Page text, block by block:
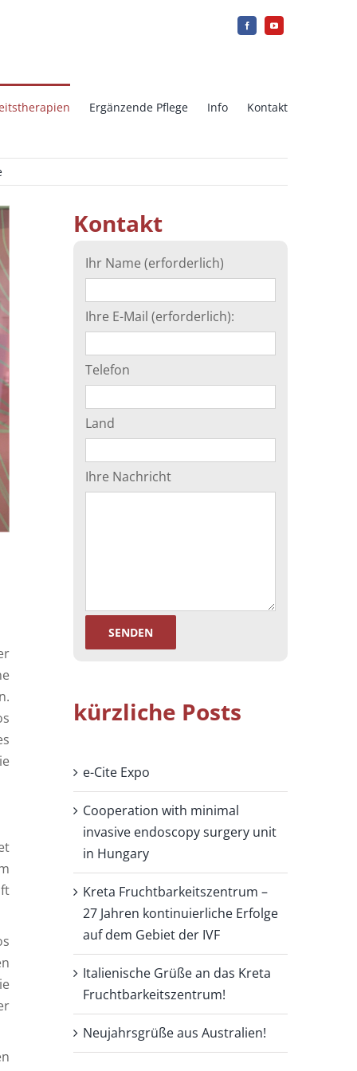
der
Array CGH
Ersatz mutter in Griechenland
(Surrogat-Mutter)
Ergänzende Pflege Info Kontakt
Kontakt
Ihr Name (erforderlich)
Ihre E-Mail (erforderlich):
Telefon
Land
Ihre Nachricht
kürzliche Posts
e-Cite Expo
Cooperation with minimal
invasive endoscopy surgery unit
in Hungary
Kreta Fruchtbarkeitszentrum –
27 Jahren kontinuierliche Erfolge
auf dem Gebiet der IVF
Italienische Grüße an das Kreta
Fruchtbarkeitszentrum!
Neujahrsgrüße aus Australien!